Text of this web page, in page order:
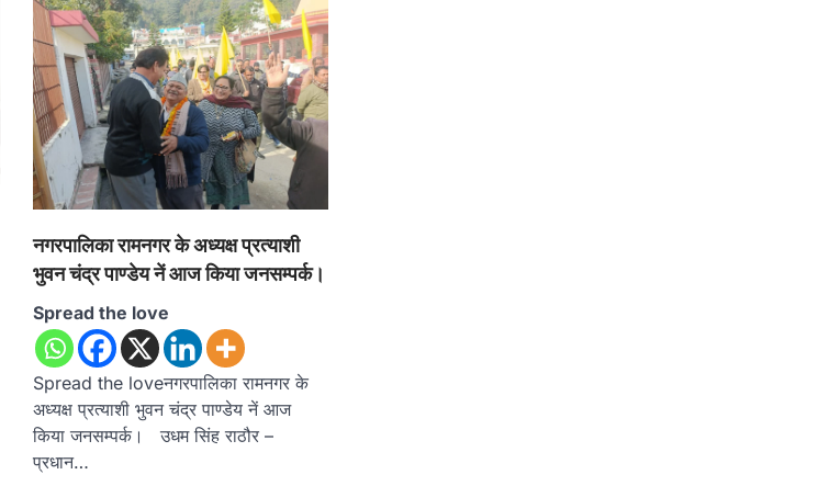
नगरपालिका रामनगर के अध्यक्ष प्रत्याशी
भुवन चंद्र पाण्डेय नें आज किया जनसम्पर्क।
Spread the love
Spread the loveनगरपालिका रामनगर के
अध्यक्ष प्रत्याशी भुवन चंद्र पाण्डेय नें आज
किया जनसम्पर्क। उधम सिंह राठौर –
प्रधान…